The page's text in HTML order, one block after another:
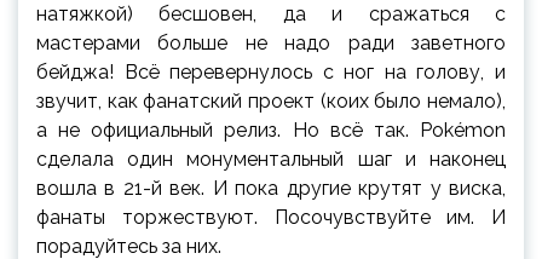
натяжкой) бесшовен, да и сражаться с
мастерами больше не надо ради заветного
бейджа! Всё перевернулось с ног на голову, и
звучит, как фанатский проект (коих было немало),
а не официальный релиз. Но всё так. Pokémon
сделала один монументальный шаг и наконец
вошла в 21-й век. И пока другие крутят у виска,
фанаты торжествуют. Посочувствуйте им. И
порадуйтесь за них.